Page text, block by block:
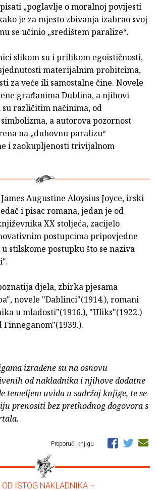
„poglavlje o moralnoj povijesti
je za mjesto zbivanja izabrao svoj
se učinio „središtem paralize“.
slikom su i prilikom egoističnosti,
materijalnim probitcima,
za veće ili samostalne čine. Novele
građanima Dublina, a njihovi
različitim načinima, od
a autorova pozornost
na „duhovnu paralizu“
i zaokupljenosti trivijalnom
Augustine Aloysius Joyce, irski
i pisac romana, jedan je od
XX stoljeća, zacijelo
postupcima pripovjedne
stilskome postupku što se naziva
djela, zbirka pjesama
novele "Dablinci"(1914.), romani
u mladosti"(1916.), "Uliks"(1922.)
izrađene su na osnovu
od nakladnika i njihove dodatne
temeljem uvida u sadržaj knjige, te se
prenositi bez prethodnog dogovora s
Preporuči knjigu
OD ISTOG NAKLADNIKA –